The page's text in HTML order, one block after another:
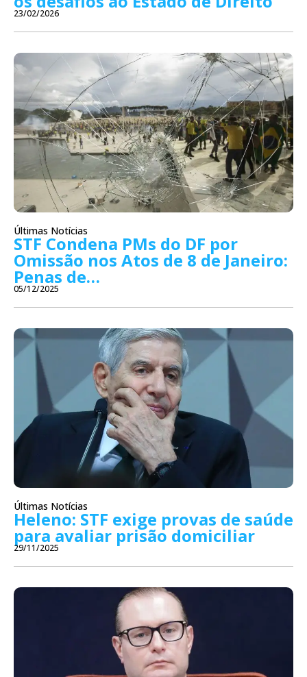
23/02/2026
Últimas Notícias
STF Condena PMs do DF por
Omissão nos Atos de 8 de Janeiro:
Penas de…
05/12/2025
Últimas Notícias
Heleno: STF exige provas de saúde
para avaliar prisão domiciliar
29/11/2025